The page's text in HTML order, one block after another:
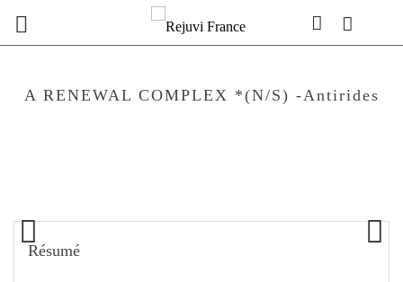

A RENEWAL COMPLEX *(N/S) -antirides
Résumé